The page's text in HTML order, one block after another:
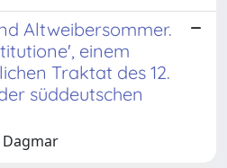
Altweibersommer.
einem
Traktat des 12.
süddeutschen
Dagmar